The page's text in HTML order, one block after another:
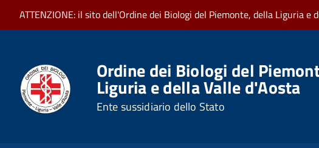
ATTENZIONE: il sito dell'Ordine dei Biologi del Piemonte, della Liguria
Ordine dei Biologi del
Liguria e della Valle d'Aosta
Ente sussidiario dello Stato